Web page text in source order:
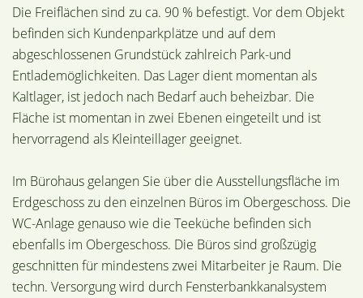
Die Freiflächen sind zu ca. 90 % befestigt. Vor dem Objekt
befinden sich Kundenparkplätze und auf dem
abgeschlossenen Grundstück zahlreich Park-und
Entlademöglichkeiten. Das Lager dient momentan als
Kaltlager, ist jedoch nach Bedarf auch beheizbar. Die
Fläche ist momentan in zwei Ebenen eingeteilt und ist
hervorragend als Kleinteillager geeignet.
Im Bürohaus gelangen Sie über die Ausstellungsfläche im
Erdgeschoss zu den einzelnen Büros im Obergeschoss. Die
WC-Anlage genauso wie die Teeküche befinden sich
ebenfalls im Obergeschoss. Die Büros sind großzügig
geschnitten für mindestens zwei Mitarbeiter je Raum. Die
techn. Versorgung wird durch Fensterbankkanalsystem